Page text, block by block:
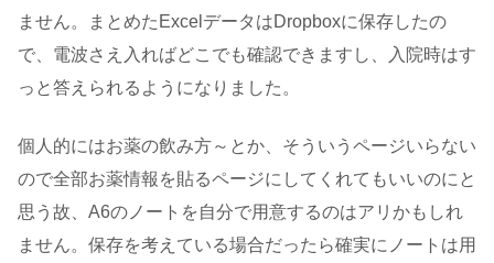
ません。まとめたExcelデータはDropboxに保存したの
で、電波さえ入ればどこでも確認できますし、入院時はす
っと答えられるようになりました。
個人的にはお薬の飲み方～とか、そういうページいらない
ので全部お薬情報を貼るページにしてくれてもいいのにと
思う故、A6のノートを自分で用意するのはアリかもしれ
ません。保存を考えている場合だったら確実にノートは用